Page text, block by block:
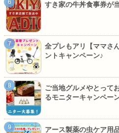
すき家の牛丼食事券が
全プレもアリ【ママさ
ントキャンペーン♪
ご当地グルメやとって
るモニターキャンペー
アース製薬の虫ケア用